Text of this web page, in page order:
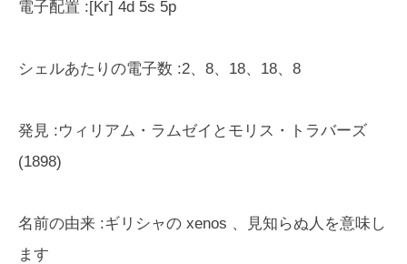
電子配置 :[Kr] 4d 5s 5p
シェルあたりの電子数 :2、8、18、18、8
発見 :ウィリアム・ラムゼイとモリス・トラバーズ
(1898)
名前の由来 :ギリシャの xenos 、見知らぬ人を意味し
ます